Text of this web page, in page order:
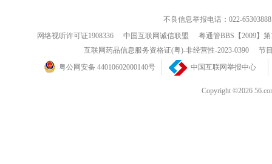
不良信息举报电话：022-65303888
网络视听许可证1908336
中国互联网诚信联盟
粤通管BBS【2009】
互联网药品信息服务资格证(粤)-非经营性-2023-0390
节
粤公网安备 44010602000140号
中国互联网举报中心
Copyright ©2026